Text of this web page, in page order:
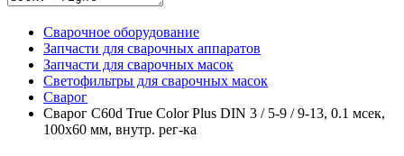
Сварочное оборудование
Запчасти для сварочных аппаратов
Запчасти для сварочных масок
Светофильтры для сварочных масок
Сварог
Сварог C60d True Color Plus DIN 3 / 5-9 / 9-13, 0.1 мсек,
100x60 мм, внутр. рег-ка